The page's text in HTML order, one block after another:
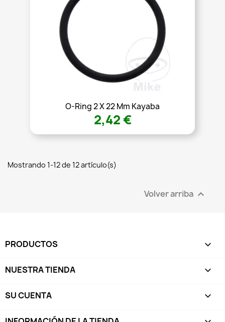
O-Ring 2 X 22 Mm Kayaba
2,42 €
Mostrando 1-12 de 12 artículo(s)
Volver arriba 
PRODUCTOS 
NUESTRA TIENDA 
SU CUENTA 